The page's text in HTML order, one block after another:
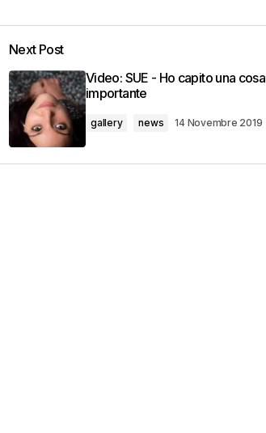
Next Post
Video: SUE - Ho capito una cosa
importante
gallery news 14 Novembre 2019